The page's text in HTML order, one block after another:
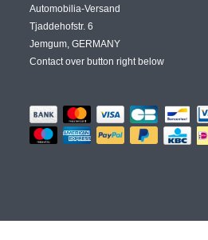
Automobilia-Versand
Tjaddehofstr. 6
Jemgum, GERMANY
Contact over button right below